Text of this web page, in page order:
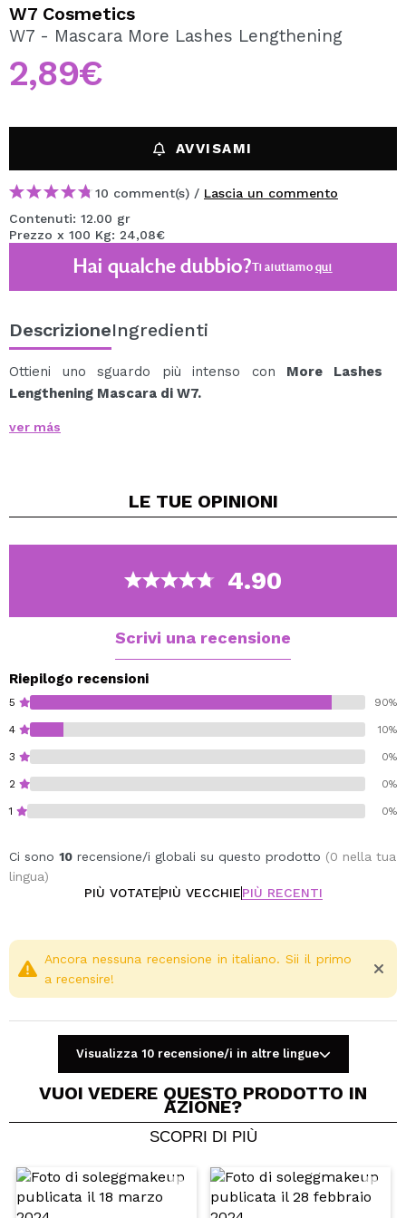
Creando un account su Maquibeauty.it potrai fare i tuoi
acquisti velocemente, controllare lo stato dei tuoi ordini e
consultare le tue operazioni precedenti.
CREARE UN ACCOUNT
W7 Cosmetics
W7 - Mascara More Lashes Lengthening
2,89€
AVVISAMI
10 comment(s) / Lascia un commento
Contenuti: 12.00 gr
Prezzo x 100 Kg: 24,08€
Hai qualche dubbio?Ti aiutiamoqui
DescrizioneIngredienti
Ottieni uno sguardo più intenso con More Lashes
Lengthening Mascara di W7.
pieno e sollevato.
Grazie al suo pennello, le tue ciglia sembreranno
Delle super ciglia in un istante!
ver más
LE TUE OPINIONI
4.90
Scrivi una recensione
Riepilogo recensioni
5 90%
4 10%
3 0%
2 0%
1 0%
Ci sono 10 recensione/i globali su questo prodotto (0 nella tua
lingua)
PIÙ VOTATEPIÙ VECCHIEPIÙ RECENTI
Condividi un video o una foto
Il tuo video potrebbe essere il primo. Immaginalo...
Ancora nessuna recensione in italiano. Sii il primo
a recensire!
Visualizza 10 recensione/i in altre lingue
VUOI VEDERE QUESTO PRODOTTO IN
AZIONE?
SCOPRI DI PIÙ